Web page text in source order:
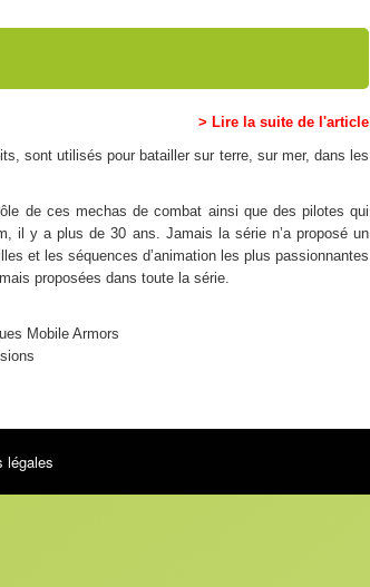
> Lire la suite de l'article
sont utilisés pour batailler sur terre, sur mer, dans les
de ces mechas de combat ainsi que des pilotes qui
il y a plus de 30 ans. Jamais la série n’a proposé un
et les séquences d’animation les plus passionnantes
proposées dans toute la série.
Mobile Armors
légales